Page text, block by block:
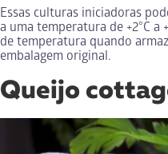
Essas culturas iniciadoras
a uma temperatura de +2°C a
de temperatura quando
embalagem original.
Queijo